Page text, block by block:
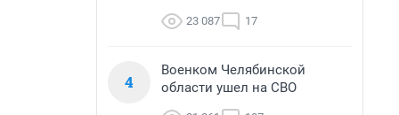
23 087 17
4
Военком Челябинской
области ушел на СВО